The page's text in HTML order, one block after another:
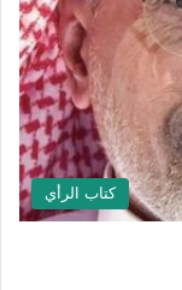
كتاب الرأي